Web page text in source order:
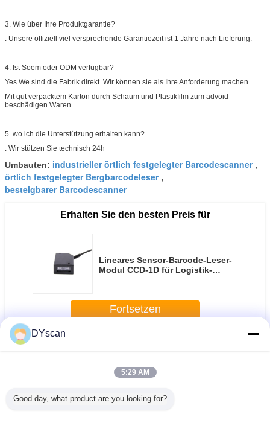
3. Wie über Ihre Produktgarantie?
: Unsere offiziell viel versprechende Garantiezeit ist 1 Jahre nach Lieferung.
4. Ist Soem oder ODM verfügbar?
Yes.We sind die Fabrik direkt. Wir können sie als Ihre Anforderung machen.
Mit gut verpacktem Karton durch Schaum und Plastikfilm zum advoid
beschädigen Waren.
5. wo ich die Unterstützung erhalten kann?
: Wir stützen Sie technisch 24h
Umbauten: industrieller örtlich festgelegter Barcodescanner,
örtlich festgelegter Bergbarcodeleser,
besteigbarer Barcodescanner
Erhalten Sie den besten Preis für
Lineares Sensor-Barcode-Leser-
Modul CCD-1D für Logistik-
Fortsetzen
Mehr
DYscan
5:29 AM
Good day, what product are you looking for?